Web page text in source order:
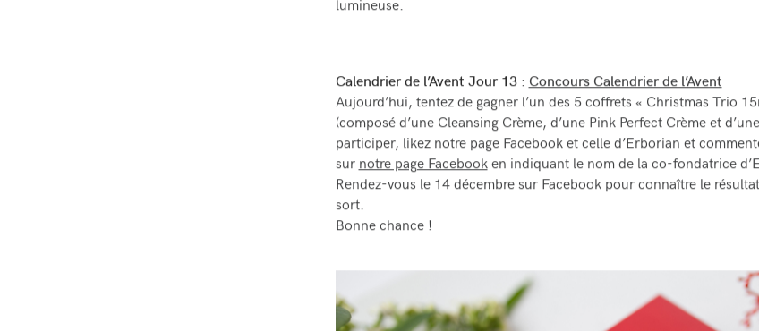
lumineuse.
Calendrier de l’Avent Jour 13 :Concours Calendrier de l’Avent
Aujourd’hui, tentez de gagner l’un des 5 coffrets « Christmas Trio
(composé d’une Cleansing Crème, d’une Pink Perfect Crème et
participer, likez notre page Facebook et celle d’Erborian et
surnotre page Facebooken indiquant le nom de la co-fondatrice
Rendez-vous le 14 décembre sur Facebook pour connaître le
sort.
Bonne chance !